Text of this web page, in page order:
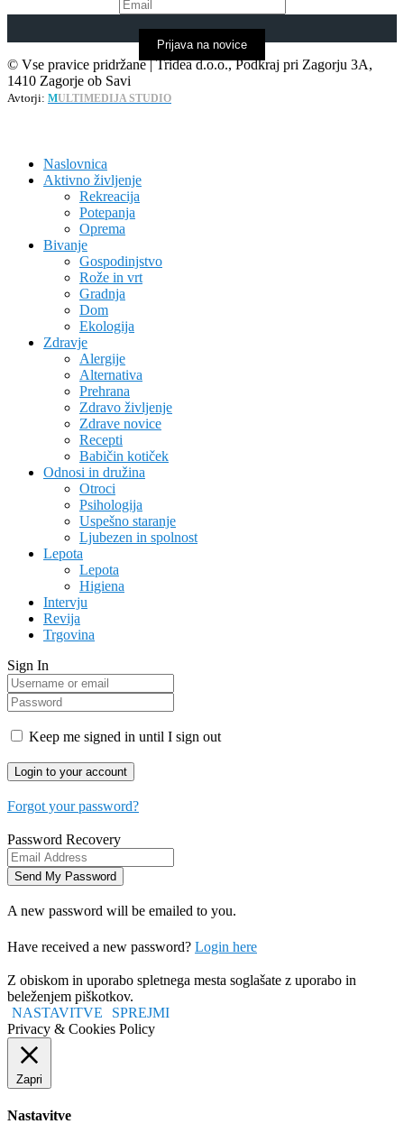
Prijava na novice
© Vse pravice pridržane | Tridea d.o.o., Podkraj pri Zagorju 3A,
1410 Zagorje ob Savi
Avtorji: MULTIMEDIJA STUDIO
Naslovnica
Aktivno življenje
Rekreacija
Potepanja
Oprema
Bivanje
Gospodinjstvo
Rože in vrt
Gradnja
Dom
Ekologija
Zdravje
Alergije
Alternativa
Prehrana
Zdravo življenje
Zdrave novice
Recepti
Babičin kotiček
Odnosi in družina
Otroci
Psihologija
Uspešno staranje
Ljubezen in spolnost
Lepota
Lepota
Higiena
Intervju
Revija
Trgovina
Sign In
Keep me signed in until I sign out
Forgot your password?
Password Recovery
A new password will be emailed to you.
Have received a new password? Login here
Z obiskom in uporabo spletnega mesta soglašate z uporabo in
beleženjem piškotkov.
NASTAVITVE
SPREJMI
Privacy & Cookies Policy
Zapri
Nastavitve